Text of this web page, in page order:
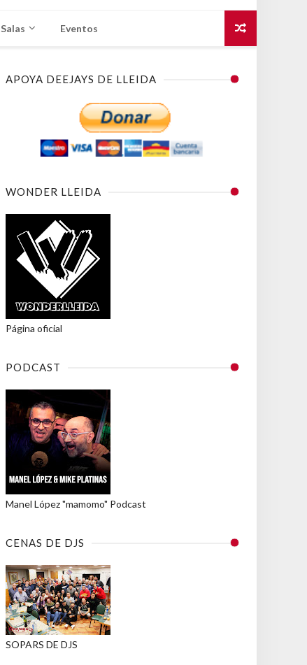
Salas Eventos
APOYA DEEJAYS DE LLEIDA
WONDER LLEIDA
Página oficial
PODCAST
Manel López "mamomo" Podcast
CENAS DE DJS
SOPARS DE DJS